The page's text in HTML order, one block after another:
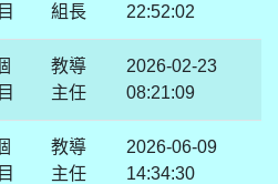
組長
22:52:02
教導
主任
2026-02-23
08:21:09
教導
主任
2026-06-09
14:34:30